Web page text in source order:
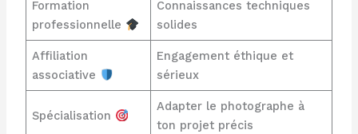
Formation
professionnelle
Connaissances techniques
solides
Affiliation
associative
Engagement éthique et
sérieux
Spécialisation
Adapter le photographe à
ton projet précis